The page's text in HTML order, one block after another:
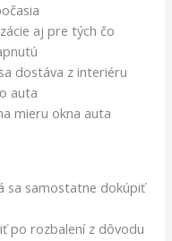
aj pre tých čo
dostáva z interiéru
auta
mieru okna auta
sa samostatne dokúpiť
po rozbalení z dôvodu